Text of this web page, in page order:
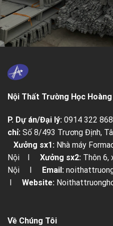
Nội Thất Trường Học
P. Dự án/Đại lý: 0914 322
chỉ: Số 8/493 Trương Định,
Xưởng sx1: Nhà máy
Nội I Xưởng sx2: Thôn 6,
Nội I
Email:
Website:
Về Chúng Tôi